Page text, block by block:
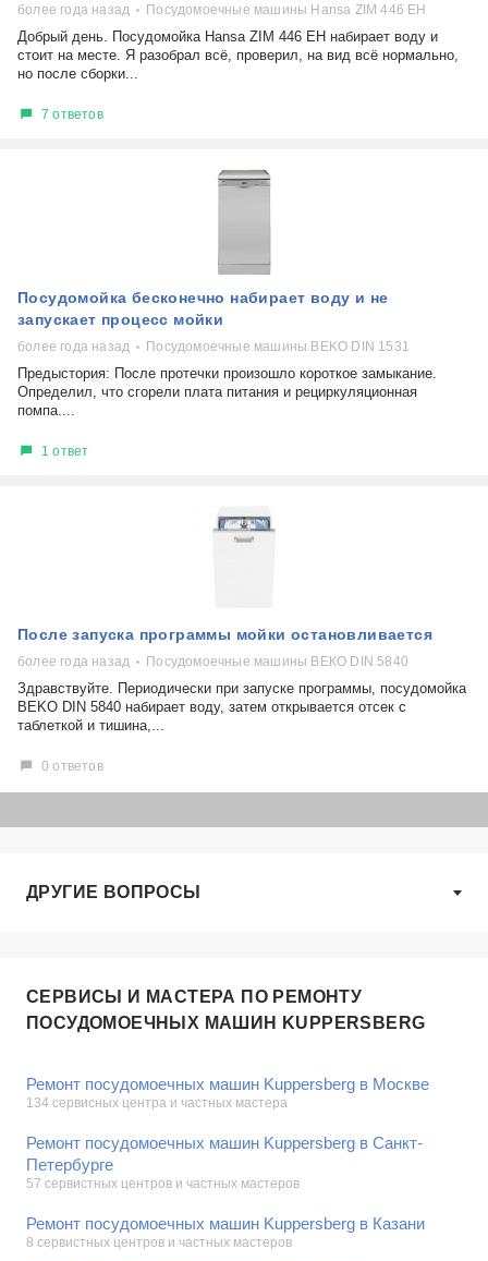
более года назад Посудомоечные машины Hansa ZIM 446 EH
Добрый день. Посудомойка Hansa ZIM 446 EH набирает воду и
стоит на месте. Я разобрал всё, проверил, на вид всё нормально,
но после сборки...
7 ответов
Посудомойка бесконечно набирает воду и не
запускает процесс мойки
более года назад Посудомоечные машины BEKO DIN 1531
Предыстория: После протечки произошло короткое замыкание.
Определил, что сгорели плата питания и рециркуляционная
помпа....
1 ответ
После запуска программы мойки остановливается
более года назад Посудомоечные машины ВЕКО DIN 5840
Здравствуйте. Периодически при запуске программы, посудомойка
BEKO DIN 5840 набирает воду, затем открывается отсек с
таблеткой и тишина,...
0 ответов
ДРУГИЕ ВОПРОСЫ
СЕРВИСЫ И МАСТЕРА ПО РЕМОНТУ
ПОСУДОМОЕЧНЫХ МАШИН KUPPERSBERG
Ремонт посудомоечных машин Kuppersberg в Москве
134 сервисных центра и частных мастера
Ремонт посудомоечных машин Kuppersberg в Санкт-
Петербурге
57 сервистных центров и частных мастеров
Ремонт посудомоечных машин Kuppersberg в Казани
8 сервистных центров и частных мастеров